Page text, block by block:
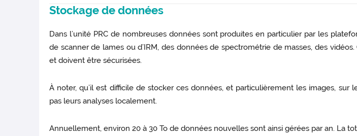
Stockage de données
Dans l’unité PRC de nombreuses données sont produites en particulier par les
de scanner de lames ou d’IRM, des données de spectrométrie de masses, des
et doivent être sécurisées.
À noter, qu’il est difficile de stocker ces données, et particulièrement les images,
pas leurs analyses localement.
Annuellement, environ 20 à 30 To de données nouvelles sont ainsi gérées par an. La